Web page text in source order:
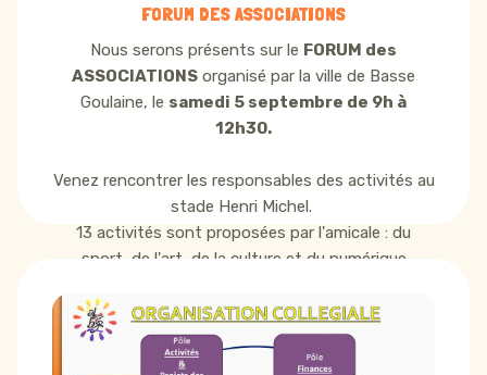
FORUM DES ASSOCIATIONS
Nous serons présents sur le FORUM des
ASSOCIATIONS organisé par la ville de Basse
Goulaine, le samedi 5 septembre de 9h à
12h30.
Venez rencontrer les responsables des activités au
stade Henri Michel.
13 activités sont proposées par l'amicale : du
sport, de l'art, de la culture et du numérique